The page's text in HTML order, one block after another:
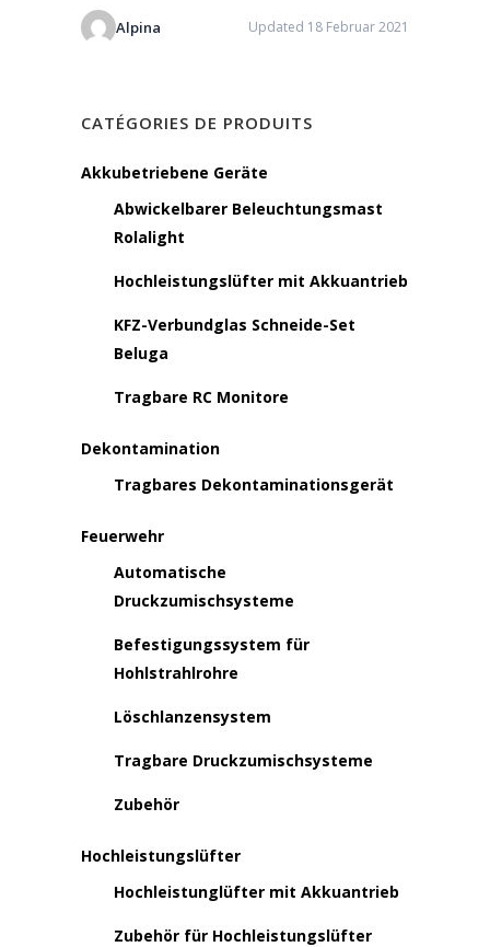
Alpina Updated 18 Februar 2021
CATÉGORIES DE PRODUITS
Akkubetriebene Geräte
Abwickelbarer Beleuchtungsmast
Rolalight
Hochleistungslüfter mit Akkuantrieb
KFZ-Verbundglas Schneide-Set
Beluga
Tragbare RC Monitore
Dekontamination
Tragbares Dekontaminationsgerät
Feuerwehr
Automatische
Druckzumischsysteme
Befestigungssystem für
Hohlstrahlrohre
Löschlanzensystem
Tragbare Druckzumischsysteme
Zubehör
Hochleistungslüfter
Hochleistunglüfter mit Akkuantrieb
Zubehör für Hochleistungslüfter